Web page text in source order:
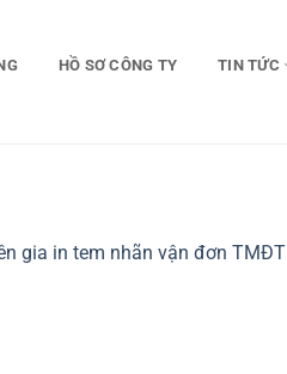
HỒ SƠ CÔNG TY TIN TỨC
gia in tem nhãn vận đơn TMĐT